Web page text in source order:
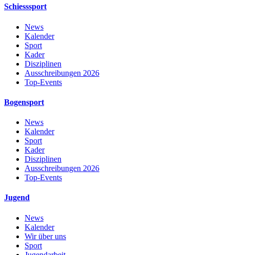
Schiesssport
News
Kalender
Sport
Kader
Disziplinen
Ausschreibungen 2026
Top-Events
Bogensport
News
Kalender
Sport
Kader
Disziplinen
Ausschreibungen 2026
Top-Events
Jugend
News
Kalender
Wir über uns
Sport